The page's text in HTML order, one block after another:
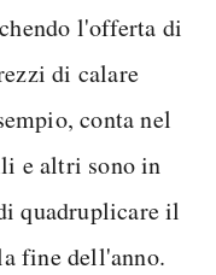
l'offerta di
di calare
conta nel
e altri sono in
quadruplicare il
fine dell'anno.